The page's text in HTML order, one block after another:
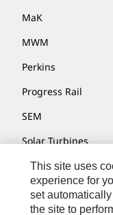
MaK
MWM
Perkins
Progress Rail
SEM
Solar Turbines
SPM Oil & Gas
Turner Powertrain
This site uses
experience for
set
the site to